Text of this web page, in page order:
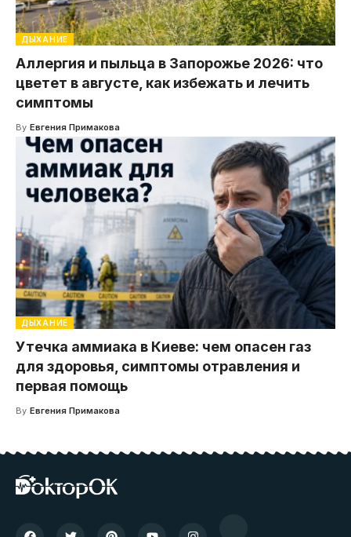
ДЫХАНИЕ
Аллергия и пыльца в Запорожье 2026: что
цветет в августе, как избежать и лечить
симптомы
By Евгения Примакова
ДЫХАНИЕ
Утечка аммиака в Киеве: чем опасен газ
для здоровья, симптомы отравления и
первая помощь
By Евгения Примакова